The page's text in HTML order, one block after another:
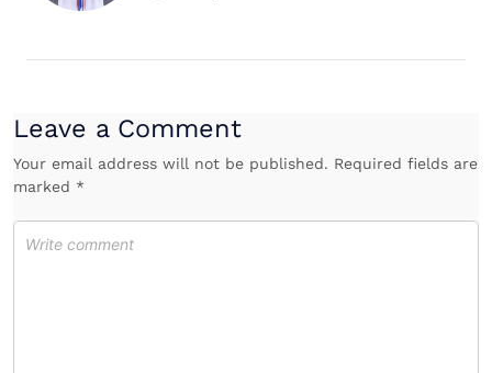
Leave a Comment
Your email address will not be published. Required fields are
marked *